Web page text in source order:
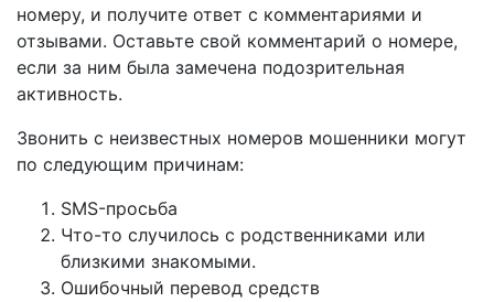
номеру, и получите ответ с комментариями и
отзывами. Оставьте свой комментарий о номере,
если за ним была замечена подозрительная
активность.
Звонить с неизвестных номеров мошенники могут
по следующим причинам:
SMS-просьба
Что-то случилось с родственниками или
близкими знакомыми.
Ошибочный перевод средств